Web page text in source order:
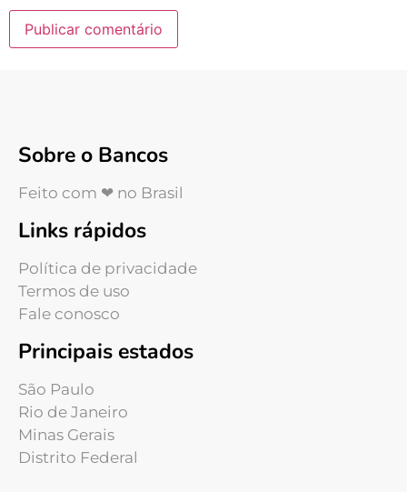
Sobre o Bancos
Feito com ❤ no Brasil
Links rápidos
Política de privacidade
Termos de uso
Fale conosco
Principais estados
São Paulo
Rio de Janeiro
Minas Gerais
Distrito Federal